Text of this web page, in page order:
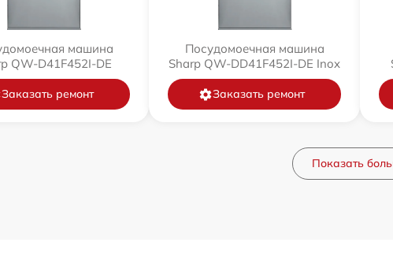
машина
QW-D41F452I-DE
Заказать ремонт
Посудомоечная машина
Sharp QW-DD41F452I-DE Inox
Заказать ремонт
Показать